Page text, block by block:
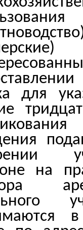
для
на
в